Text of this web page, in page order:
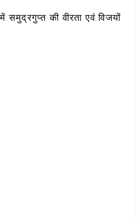
समुद्रगुप्त की वीरता एवं विजयों